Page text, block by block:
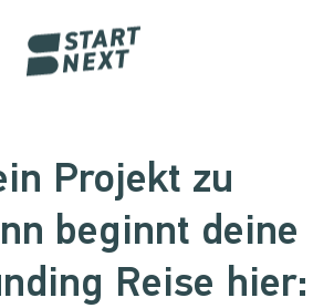
Projekt zu
beginnt deine
Reise hier: